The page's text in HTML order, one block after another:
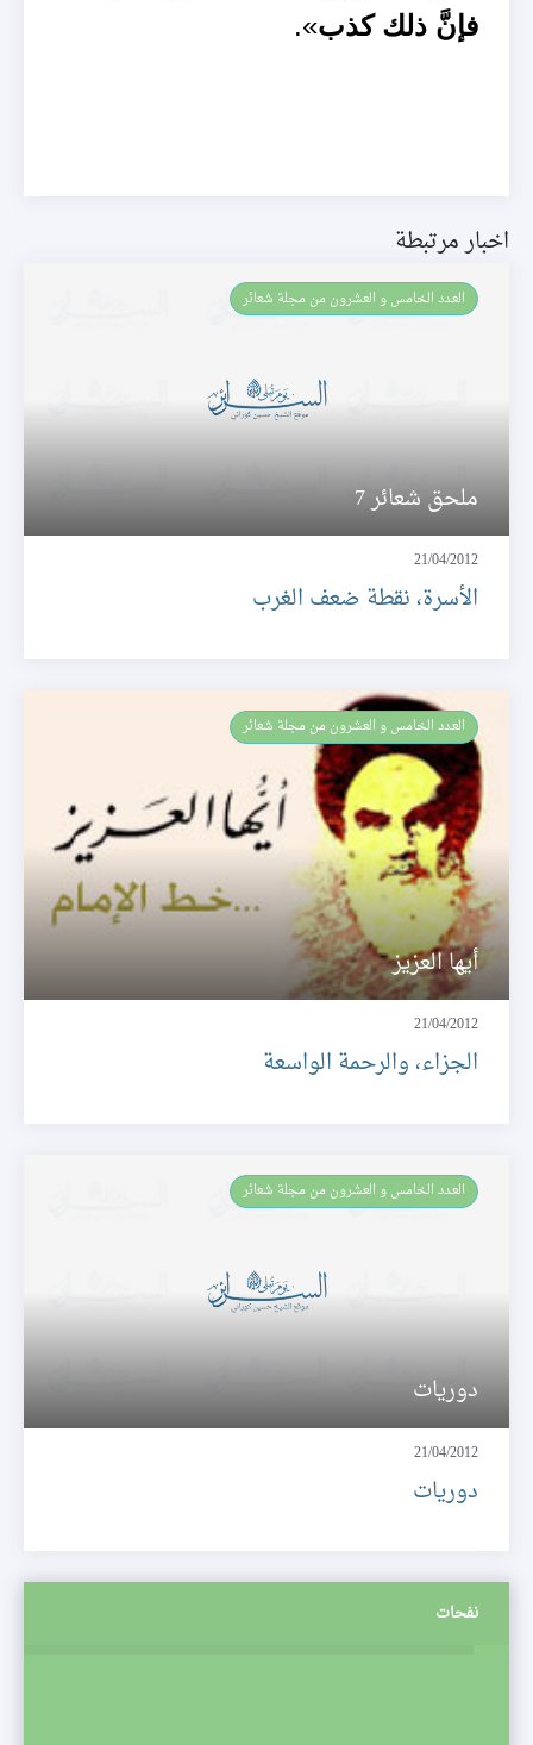
فإنَّ ذلك كذب».
اخبار مرتبطة
العـدد الخامس و العشرون من مجلة شعائر
ملحق شعائر 7
21/04/2012
الأسرة، نقطة ضعف الغرب
العـدد الخامس و العشرون من مجلة شعائر
أيها العزيز
21/04/2012
الجزاء، والرحمة الواسعة
العـدد الخامس و العشرون من مجلة شعائر
دوريات
21/04/2012
دوريات
نفحات